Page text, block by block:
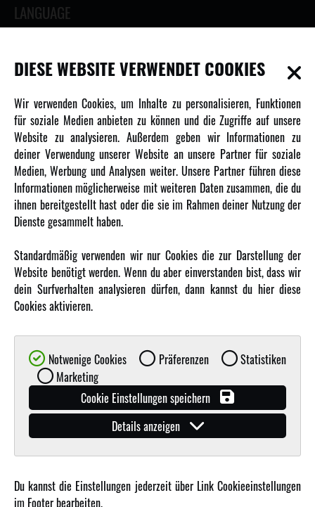
LANGUAGE
INFORMATIONEN
Newsletter
Über uns
Karriere
Amewi Kataloge
MEHR VON AMEWI
AMXRacing - Qualitäts RC-Zubehör
Amewi Construction - Nutzfahrzeuge
Amewi B2B-Shop
© Copyright 2019 - 2026 Amewi Trade GmbH - Alle Rechte vorbehalten |Impressum| Der
DIESE WEBSITE VERWENDET COOKIES
Wir verwenden Cookies, um Inhalte zu personalisieren, Funktionen
für soziale Medien anbieten zu können und die Zugriffe auf unsere
Website zu analysieren. Außerdem geben wir Informationen zu
deiner Verwendung unserer Website an unsere Partner für soziale
Medien, Werbung und Analysen weiter. Unsere Partner führen diese
Informationen möglicherweise mit weiteren Daten zusammen, die du
ihnen bereitgestellt hast oder die sie im Rahmen deiner Nutzung der
Dienste gesammelt haben.
Standardmäßig verwenden wir nur Cookies die zur Darstellung der
Website benötigt werden. Wenn du aber einverstanden bist, dass wir
dein Surfverhalten analysieren dürfen, dann kannst du hier diese
Cookies aktivieren.
Notwenige Cookies Präferenzen
Statistiken
Marketing
Cookie Einstellungen speichern
Details anzeigen
Du kannst die Einstellungen jederzeit über Link Cookieeinstellungen
im Footer bearbeiten.